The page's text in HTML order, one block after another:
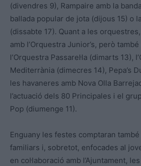
(divendres 9), Rampaire amb la
ballada popular de jota (dijous 15) o
(dissabte 17). Quant a les
amb l’Orquestra Junior’s, però
l’Orquestra Passarel·la (dimarts 13),
Mediterrània (dimecres 14), Pepa’s
les havaneres amb Nova Olla
l’actuació dels 80 Principales i el
Pop (diumenge 11).
Enguany les festes comptaran
familiars i, sobretot, enfocades al
en col·laboració amb l’Ajuntament,